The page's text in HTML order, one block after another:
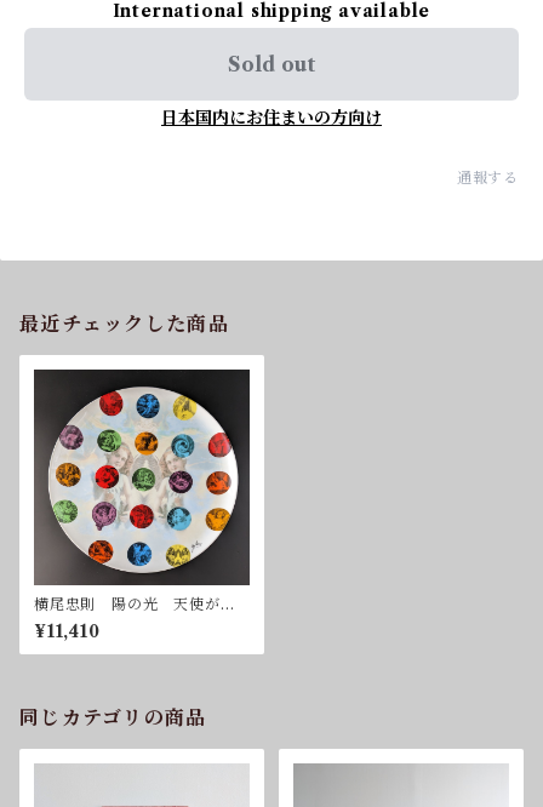
International shipping available
Sold out
日本国内にお住まいの方向け
通報する
最近チェックした商品
横尾忠則 陽の光 天使が集
う、パーティープレート 送
料込
¥11,410
同じカテゴリの商品